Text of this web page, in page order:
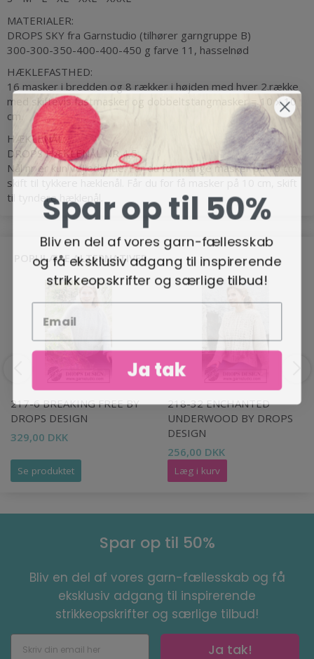
MATERIALER:
DROPS SKY fra Garnstudio (tilhører garngruppe B)
300-300-350-400-400-450 g farve 11, hasselnød
HÆKLEFASTHED:
16 masker i bredden og 8 rækker i højden med hver 2.række
med skiftevis fastmasker og dobbeltstangmasker = 10 x 10
cm.
HÆKLENÅL:
DROPS HÆKLENÅL NR 4,5.
Nål nr er kun vejledende. Får du for mange masker på 10 cm,
skift til tykkere hæklenål. Får du for få masker på 10 cm, skift
til tyndere hæklenål.
POPULÆRE ALTERNATIVER
217-6 BREAKING FREE BY
DROPS DESIGN
329,00 DKK
Se produktet
218-32 ENCHANTED
UNDERWOOD BY DROPS
DESIGN
256,00 DKK
Læg i kurv
Spar op til 50%
Bliv en del af vores garn-fællesskab og få
eksklusiv adgang til inspirerende
strikkeopskrifter og særlige tilbud!
Ja tak!
Spar op til 50%
Bliv en del af vores garn-fællesskab
og få eksklusiv adgang til inspirerende
strikkeopskrifter og særlige tilbud!
Ja tak